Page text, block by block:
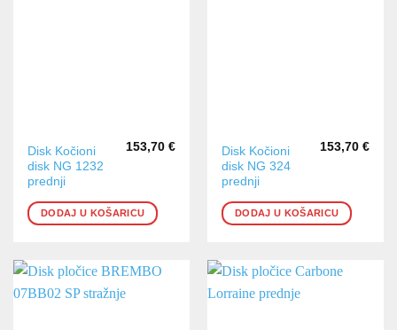
Disk Kočioni
disk NG 1232
prednji
153,70 €
DODAJ U KOŠARICU
Disk Kočioni
disk NG 324
prednji
153,70 €
DODAJ U KOŠARICU